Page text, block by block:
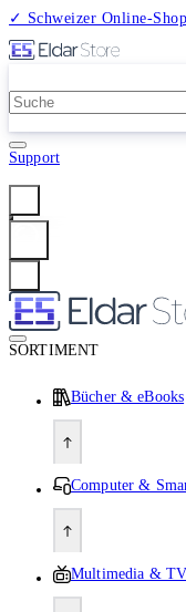
✓ Schweizer Online-Shop
Support
SORTIMENT
Bücher & eBooks
Computer &
Multimedia & TV